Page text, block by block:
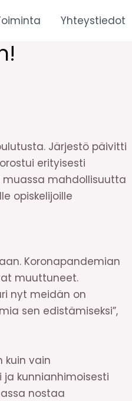
Yhteystiedot
Järjestö päivitti
erityisesti
mahdollisuutta
opiskelijoille
Koronapandemian
muuttuneet.
nyt meidän on
sen edistämiseksi”,
kuin vain
kunnianhimoisesti
nostaa